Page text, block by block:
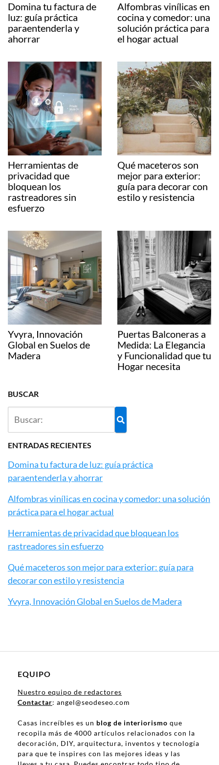
Domina tu factura de
luz: guía práctica
paraentenderla y
ahorrar
Alfombras vinílicas en
cocina y comedor: una
solución práctica para
el hogar actual
Herramientas de
privacidad que
bloquean los
rastreadores sin
esfuerzo
Qué maceteros son
mejor para exterior:
guía para decorar con
estilo y resistencia
Yvyra, Innovación
Global en Suelos de
Madera
Puertas Balconeras a
Medida: La Elegancia
y Funcionalidad que tu
Hogar necesita
BUSCAR
ENTRADAS RECIENTES
Domina tu factura de luz: guía práctica
paraentenderla y ahorrar
Alfombras vinílicas en cocina y comedor: una solución
práctica para el hogar actual
Herramientas de privacidad que bloquean los
rastreadores sin esfuerzo
Qué maceteros son mejor para exterior: guía para
decorar con estilo y resistencia
Yvyra, Innovación Global en Suelos de Madera
EQUIPO
Nuestro equipo de redactores
Contactar: angel@seodeseo.com
Casas increíbles es un blog de interiorismo que
recopila más de 4000 artículos relacionados con la
decoración, DIY, arquitectura, inventos y tecnología
para que te inspires con las mejores ideas y las